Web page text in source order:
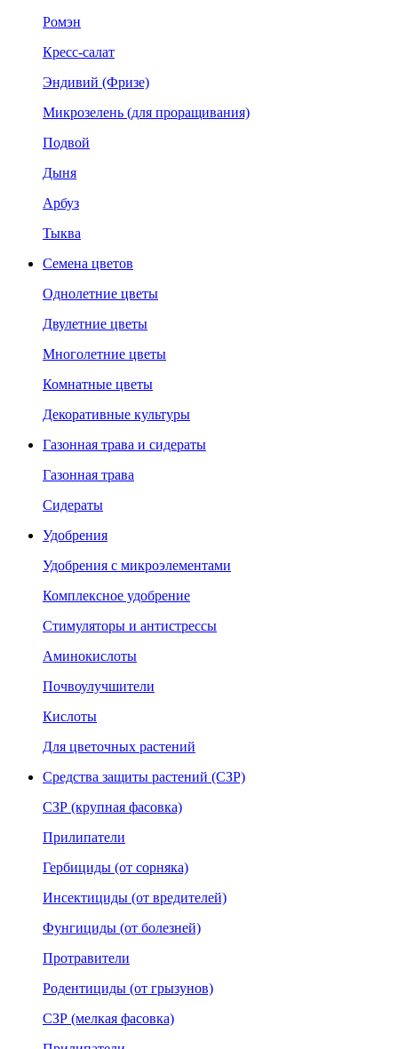
Ромэн
Кресс-салат
Эндивий (Фризе)
Микрозелень (для проращивания)
Подвой
Дыня
Арбуз
Тыква
Семена цветов
Однолетние цветы
Двулетние цветы
Многолетние цветы
Комнатные цветы
Декоративные культуры
Газонная трава и сидераты
Газонная трава
Сидераты
Удобрения
Удобрения с микроэлементами
Комплексное удобрение
Стимуляторы и антистрессы
Аминокислоты
Почвоулучшители
Кислоты
Для цветочных растений
Средства защиты растений (СЗР)
СЗР (крупная фасовка)
Прилипатели
Гербициды (от сорняка)
Инсектициды (от вредителей)
Фунгициды (от болезней)
Протравители
Родентициды (от грызунов)
СЗР (мелкая фасовка)